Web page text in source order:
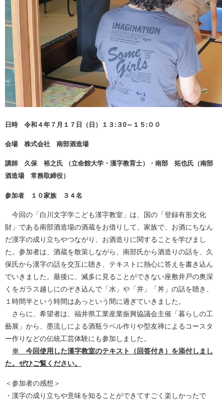
日時 令和４年７月１７日（日）１３:３0～１５:００
会場 株式会社 南部酒造場
講師 久保 裕之氏 （立命館大学・漢字教育士）・南部 拓也氏（南部
酒造場 常務取締役）
参加者 １０家族 ３４名
今回の「白川文字学こども漢字教室」は、国の「登録有形文化
財」である南部酒造場の酒蔵をお借りして、家族で、お酒にちなん
だ漢字の成り立ちやつながり、お酒造りに関することを学びまし
た。参加者は、酒蔵を散策しながら、南部氏から酒造りの話を、久
保氏から漢字の話を交互に聴き、テキストに熱心に答えを書き込ん
でいきました。最後に、滅多に見ることができない座敷井戸の奥深
くをガラス越しにのぞき込んで「水」や「井」「丼」の話を聴き、
１時間半という時間はあっという間に過ぎていきました。
さらに、希望者は、福井県工業産業振興協議会主催「暮らしの工
藝展」から、墨流しによる酒瓶ラベル作りや型友禅によるコースタ
ー作りなどの伝統工芸体験にも参加しました。
※ 今回使用した漢字教室のテキスト（回答付き）を添付しまし
た。ぜひご覧ください。
＜参加者の感想＞
・漢字の成り立ちや意味を知ることができてすごく楽しかったで